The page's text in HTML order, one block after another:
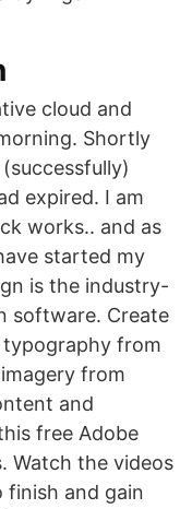
cloud and
Shortly
expired. I am
works.. and as
started my
is the industry-
software. Create
from
from
and
free Adobe
Watch the videos
and gain